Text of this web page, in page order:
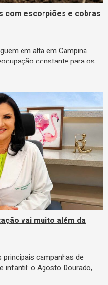
com escorpiões e cobras
em alta em Campina
constante para os
vai muito além da
campanhas de
infantil: o Agosto Dourado,